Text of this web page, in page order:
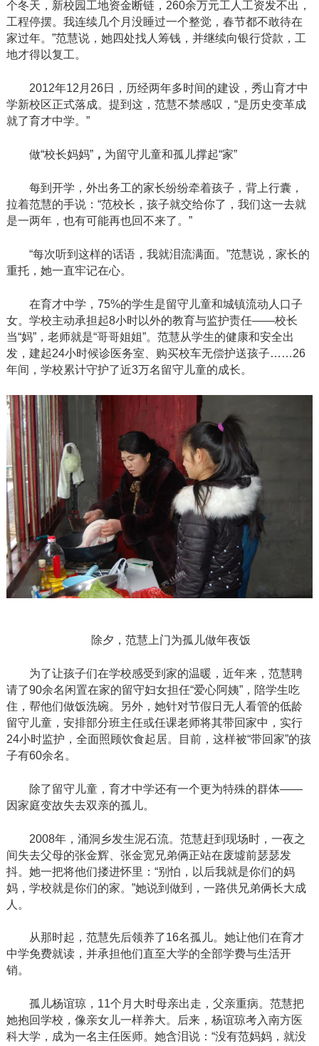
个冬天，新校园工地资金断链，260余万元工人工资发不出，
工程停摆。我连续几个月没睡过一个整觉，春节都不敢待在
家过年。”范慧说，她四处找人筹钱，并继续向银行贷款，工
地才得以复工。
2012年12月26日，历经两年多时间的建设，秀山育才中
学新校区正式落成。提到这，范慧不禁感叹，“是历史变革成
就了育才中学。”
做“校长妈妈” ， 为留守儿童和孤儿撑起“家”
每到开学，外出务工的家长纷纷牵着孩子，背上行囊，
拉着范慧的手说： “范校长，孩子就交给你了，我们这一去就
是一两年，也有可能再也回不来了。”
“每次听到这样的话语，我就泪流满面。”范慧说，家长的
重托，她一直牢记在心。
在育才中学， 75%的学生是留守儿童和城镇流动人口子
女。学校主动承担起8小时以外的教育与监护责任——校长
当“妈”，老师就是“哥哥姐姐”。范慧从学生的健康和安全出
发，建起24小时候诊医务室、购买校车无偿护送孩子……26
年间，学校累计守护了近3万名留守儿童的成长。
除夕，范慧上门为孤儿做年夜饭
为了让孩子们在学校感受到家的温暖，近年来，范慧聘
请了90余名闲置在家的留守妇女担任“爱心阿姨”，陪学生吃
住，帮他们做饭洗碗。另外，她针对节假日无人看管的低龄
留守儿童，安排部分班主任或任课老师将其带回家中，实行
24小时监护，全面照顾饮食起居。目前，这样被“带回家”的孩
子有60余名。
除了留守儿童，育才中学还有一个更为特殊的群体——
因家庭变故失去双亲的孤儿。
2008年，涌洞乡发生泥石流。范慧赶到现场时，一夜之
间失去父母的张金辉、张金宽兄弟俩正站在废墟前瑟瑟发
抖。她一把将他们搂进怀里：“别怕，以后我就是你们的妈
妈，学校就是你们的家。”她说到做到，一路供兄弟俩长大成
人。
从那时起，范慧先后领养了16名孤儿。她让他们在育才
中学免费就读，并承担他们直至大学的全部学费与生活开
销。
孤儿杨谊琼， 11个月大时母亲出走，父亲重病。范慧把
她抱回学校，像亲女儿一样养大。后来，杨谊琼考入南方医
科大学，成为一名主任医师。她含泪说：“没有范妈妈，就没